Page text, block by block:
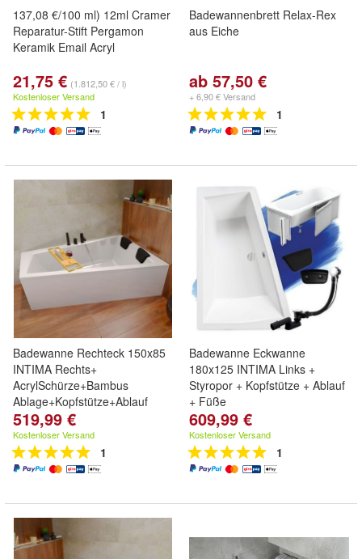
137,08 €/100 ml) 12ml Cramer
Reparatur-Stift Pergamon
Keramik Email Acryl
21,75 € (1.812,50 € / l)
Kostenloser Versand
1
Badewannenbrett Relax-Rex
aus Eiche
ab 57,50 €
+ 6,90 € Versand
1
Badewanne Rechteck 150x85
INTIMA Rechts+
AcrylSchürze+Bambus
Ablage+Kopfstütze+Ablauf
519,99 €
Kostenloser Versand
1
Badewanne Eckwanne
180x125 INTIMA Links +
Styropor + Kopfstütze + Ablauf
+ Füße
609,99 €
Kostenloser Versand
1